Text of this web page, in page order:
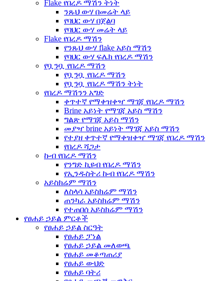
Flake የበረዶ ማሽን ትነት
ንጹህ ውሃ በመሬት ላይ
የባህር ውሃ በጀልባ
የባህር ውሃ መሬት ላይ
Flake የበረዶ ማሽን
የንጹህ ውሃ flake አይስ ማሽን
የባህር ውሃ ፍሌክ የበረዶ ማሽን
የቧንቧ የበረዶ ማሽን
የቧንቧ የበረዶ ማሽን
የቧንቧ የበረዶ ማሽን ትነት
የበረዶ ማሽንን አግድ
ቀጥተኛ የማቀዝቀዣ ማገጃ የበረዶ ማሽን
Brine አይነት የማገጃ አይስ ማሽን
ግልጽ የማገጃ አይስ ማሽን
መያዣ brine አይነት ማገጃ አይስ ማሽን
የተያዘ ቀጥተኛ የማቀዝቀዣ ማገጃ የበረዶ ማሽን
የበረዶ ሻጋታ
ኩብ የበረዶ ማሽን
የንግድ ኪዩብ የበረዶ ማሽን
የኢንዱስትሪ ኩብ የበረዶ ማሽን
አይስክሬም ማሽን
ለስላሳ አይስክሬም ማሽን
ጠንካራ አይስክሬም ማሽን
የተጠበሰ አይስክሬም ማሽን
የፀሐይ ኃይል ምርቶች
የፀሐይ ኃይል ስርዓት
የፀሐይ ፓነል
የፀሐይ ኃይል መለወጫ
የፀሐይ መቆጣጠሪያ
የፀሐይ ውህድ
የፀሐይ ባትሪ